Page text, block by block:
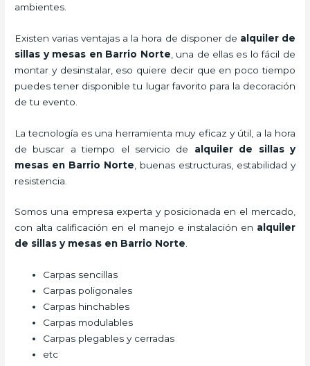
ambientes.
Existen varias ventajas a la hora de disponer de alquiler de
sillas y mesas en Barrio Norte , una de ellas es lo fácil de
montar y desinstalar, eso quiere decir que en poco tiempo
puedes tener disponible tu lugar favorito para la decoración
de tu evento.
La tecnología es una herramienta muy eficaz y útil, a la hora
de buscar a tiempo el servicio de alquiler de sillas y
mesas en Barrio Norte , buenas estructuras, estabilidad y
resistencia.
Somos una empresa experta y posicionada en el mercado,
con alta calificación en el manejo e instalación en alquiler
de sillas y mesas en Barrio Norte.
Carpas sencillas
Carpas poligonales
Carpas hinchables
Carpas modulables
Carpas plegables y cerradas
etc